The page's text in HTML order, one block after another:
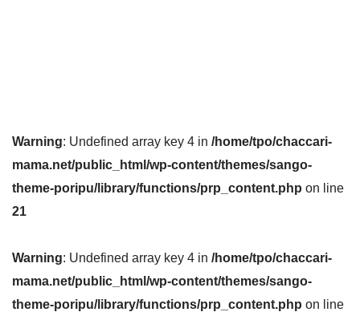
Warning: Undefined array key 4 in /home/tpo/chaccari-
mama.net/public_html/wp-content/themes/sango-
theme-poripu/library/functions/prp_content.php on line
21
Warning: Undefined array key 4 in /home/tpo/chaccari-
mama.net/public_html/wp-content/themes/sango-
theme-poripu/library/functions/prp_content.php on line